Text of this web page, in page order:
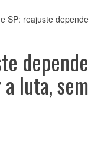
SP: reajuste
luta,